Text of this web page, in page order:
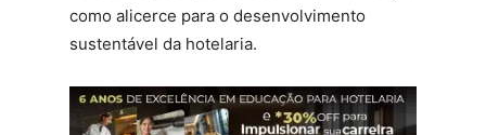
como alicerce para o desenvolvimento
sustentável da hotelaria.